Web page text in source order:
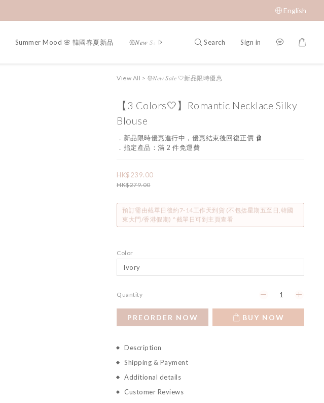
English
Summer Mood 🌸 韓國春夏新品 𑁍𝑁𝑒𝑤 𝑆𝑎𝑙𝑒 🤍新品限時優惠 限時成本價優惠 低至 $65
Search Sign in
View All > 𑁍𝑁𝑒𝑤 𝑆𝑎𝑙𝑒 🤍新品限時優惠
【3 Colors🤍】Romantic Necklace Silky
Blouse
．新品限時優惠進行中，優惠結束後回復正價 🩰
．指定產品：滿 2 件免運費
HK$239.00
HK$279.00
預訂需由截單日後約7-14工作天到貨 (不包括星期五至日,韓國
東大門/香港假期) ^截單日可到主頁查看
Color
Quantity
PREORDER NOW BUY NOW
Description
Shipping & Payment
Additional details
Customer Reviews